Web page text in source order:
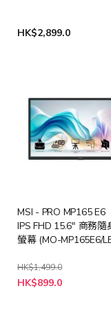
HK$2,899.0
MSI - PRO MP165 E6
IPS FHD 15.6" 商務隨
螢幕 (MO-MP165E6/
HK$1,499.0
特
殊
HK$899.0